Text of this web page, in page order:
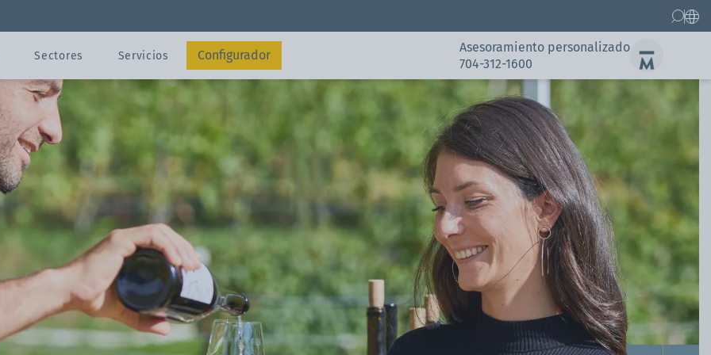
Configurador Referencias
Sectores
Configurador Referencias
Servicios
Contacto Recambios
Configurador
Asesoramiento personalizado
704-312-1600
Carpa 3x3 m
Enviar